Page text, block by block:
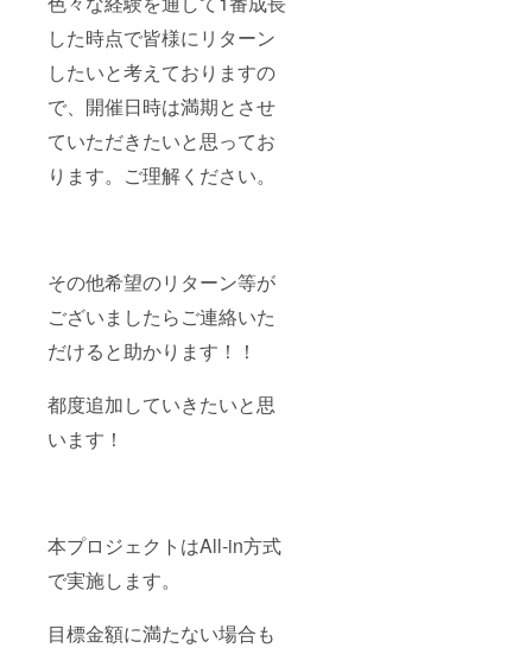
した時点で皆様にリターン
したいと考えておりますの
で、開催日時は満期とさせ
ていただきたいと思ってお
ります。ご理解ください。
その他希望のリターン等が
ございましたらご連絡いた
だけると助かります！！
都度追加していきたいと思
います！
本プロジェクトはAll-in方式
で実施します。
目標金額に満たない場合も